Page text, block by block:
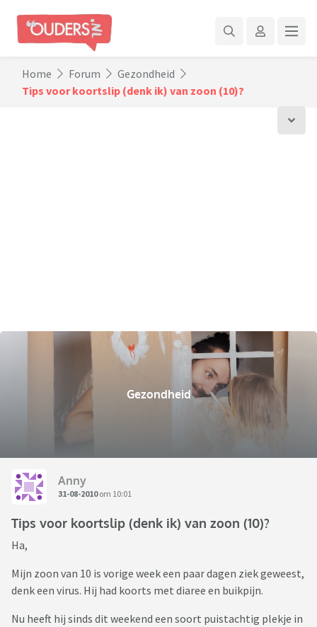
Home Forum
Gezondheid
Tips voor koortslip (denk ik) van zoon (10)?
Gezondheid
Anny
31-08-2010om 10:01
Tips voor koortslip (denk ik) van zoon (10)?
Ha,
Mijn zoon van 10 is vorige week een paar dagen ziek geweest,
denk een virus. Hij had koorts met diaree en buikpijn.
Nu heeft hij sinds dit weekend een soort puistachtig plekje in